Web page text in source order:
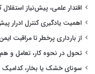
اقتدار علمی، پیش‌نیاز
اهمیت یادگیری کنترل ادرار پیش از ۴
از بارداری پرخطر تا مراقبت
تحول در نحوه کار، تعامل و
سونای خشک یا بخار،